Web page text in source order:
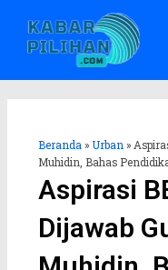
konten
Beranda » Urban »
Muhidin, Bahas
Aspirasi
Dijawab